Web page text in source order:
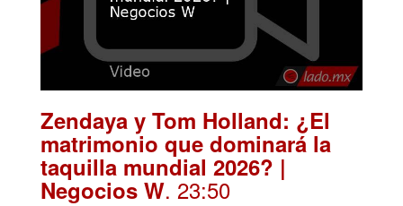
Zendaya y Tom Holland: ¿El
matrimonio que dominará la
taquilla mundial 2026? |
Negocios W. 23:50